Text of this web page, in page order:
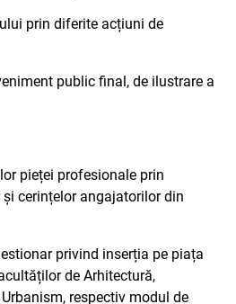
prin diferite acțiuni de
public final, de ilustrare a
pieței profesionale prin
cerințelor angajatorilor din
privind inserția pe piața
de Arhitectură,
respectiv modul de